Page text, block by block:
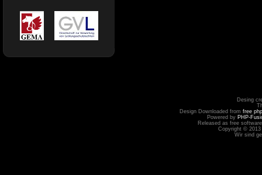
Desing
Design Downloaded from free
Powered by PHP-
Released as free
Copyright ©
Wir sind